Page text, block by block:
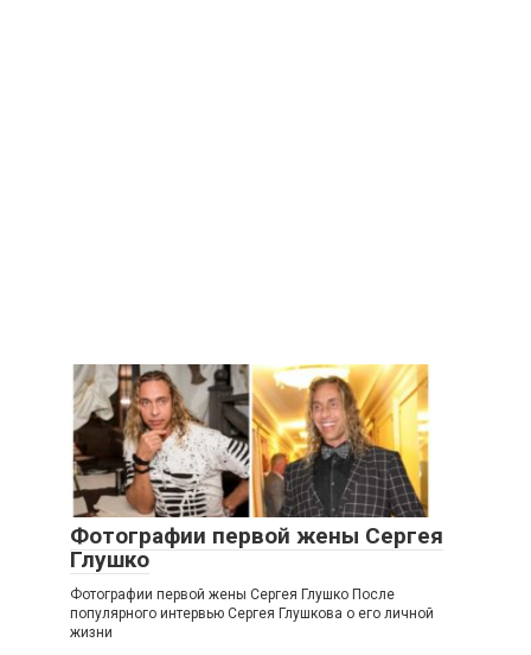
Фотографии первой жены Сергея
Глушко
Фотографии первой жены Сергея Глушко После
популярного интервью Сергея Глушкова о его личной
жизни